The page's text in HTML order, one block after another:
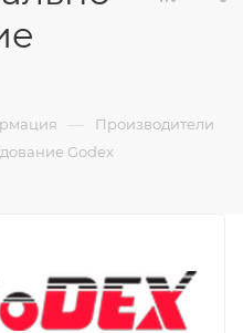
— Производители
Godex